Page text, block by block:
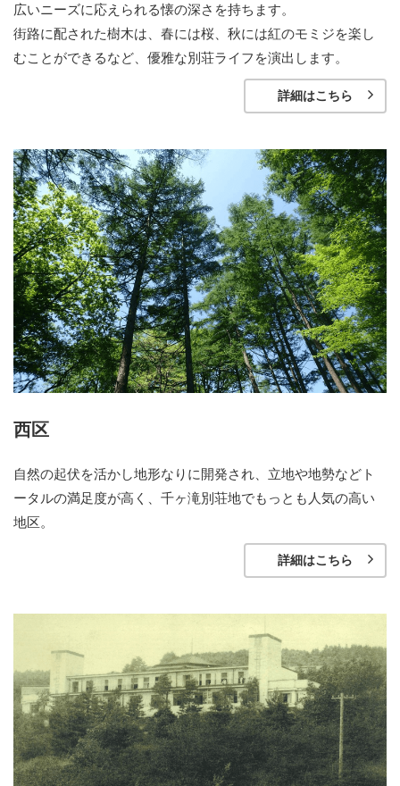
広いニーズに応えられる懐の深さを持ちます。
街路に配された樹木は、春には桜、秋には紅のモミジを楽し
むことができるなど、優雅な別荘ライフを演出します。
詳細はこちら
西区
自然の起伏を活かし地形なりに開発され、立地や地勢などト
ータルの満足度が高く、千ヶ滝別荘地でもっとも人気の高い
地区。
詳細はこちら